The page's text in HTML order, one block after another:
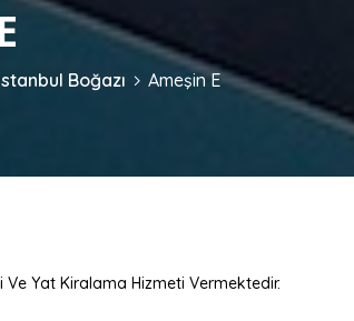
Boğazı Ameşin E
Ve Yat Kiralama Hizmeti Vermektedir.